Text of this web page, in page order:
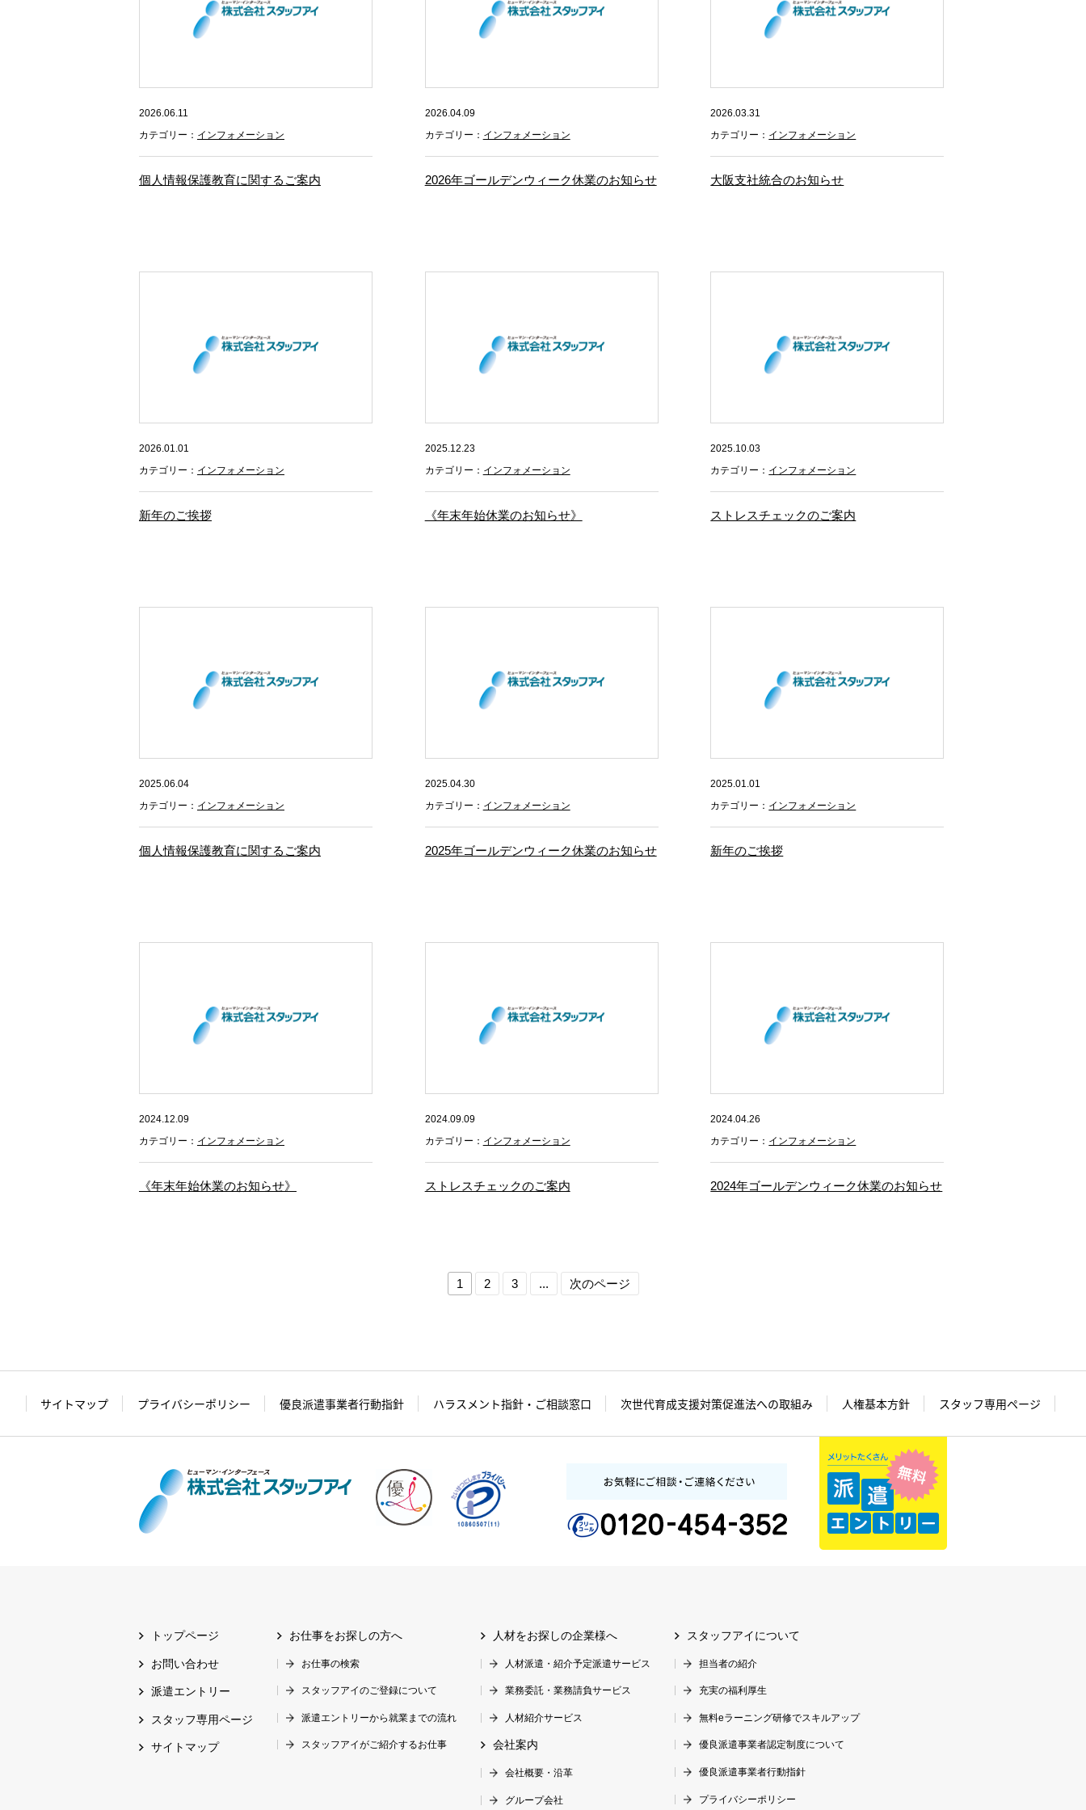
2026.06.11
カテゴリー： インフォメーション
個人情報保護教育に関するご案内
2026.04.09
カテゴリー： インフォメーション
2026年ゴールデンウィーク休業のお知らせ
2026.03.31
カテゴリー： インフォメーション
大阪支社統合のお知らせ
2026.01.01
カテゴリー： インフォメーション
新年のご挨拶
2025.12.23
カテゴリー： インフォメーション
《年末年始休業のお知らせ》
2025.10.03
カテゴリー： インフォメーション
ストレスチェックのご案内
2025.06.04
カテゴリー： インフォメーション
個人情報保護教育に関するご案内
2025.04.30
カテゴリー： インフォメーション
2025年ゴールデンウィーク休業のお知らせ
2025.01.01
カテゴリー： インフォメーション
新年のご挨拶
2024.12.09
カテゴリー： インフォメーション
《年末年始休業のお知らせ》
2024.09.09
カテゴリー： インフォメーション
ストレスチェックのご案内
2024.04.26
カテゴリー： インフォメーション
2024年ゴールデンウィーク休業のお知らせ
1 2 3 ... 次のページ
サイトマップ プライバシーポリシー 優良派遣事業者行動指針 ハラスメント指針・ご相談窓口 次世代育成支援対策促進法への取組み 人権基本方針 スタッフ専用ページ
トップページ
お問い合わせ
派遣エントリー
スタッフ専用ページ
サイトマップ
お仕事をお探しの方へ
お仕事の検索
スタッフアイのご登録について
派遣エントリーから就業までの流れ
スタッフアイがご紹介するお仕事
人材をお探しの企業様へ
人材派遣・紹介予定派遣サービス
業務委託・業務請負サービス
人材紹介サービス
会社案内
会社概要・沿革
グループ会社
スタッフアイについて
担当者の紹介
充実の福利厚生
無料eラーニング研修でスキルアップ
優良派遣事業者認定制度について
優良派遣事業者行動指針
プライバシーポリシー